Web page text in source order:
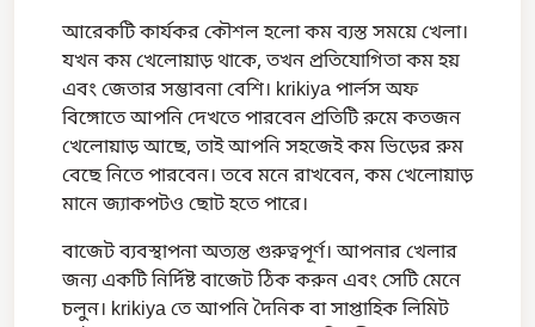
আরেকটি কার্যকর কৌশল হলো কম ব্যস্ত সময়ে খেলা।
যখন কম খেলোয়াড় থাকে, তখন প্রতিযোগিতা কম হয়
এবং জেতার সম্ভাবনা বেশি। krikiya পার্লস অফ
বিঙ্গোতে আপনি দেখতে পারবেন প্রতিটি রুমে কতজন
খেলোয়াড় আছে, তাই আপনি সহজেই কম ভিড়ের রুম
বেছে নিতে পারবেন। তবে মনে রাখবেন, কম খেলোয়াড়
মানে জ্যাকপটও ছোট হতে পারে।
বাজেট ব্যবস্থাপনা অত্যন্ত গুরুত্বপূর্ণ। আপনার খেলার
জন্য একটি নির্দিষ্ট বাজেট ঠিক করুন এবং সেটি মেনে
চলুন। krikiya তে আপনি দৈনিক বা সাপ্তাহিক লিমিট